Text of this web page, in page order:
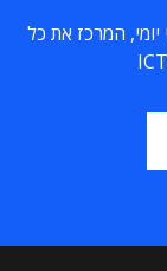
המרכז את כל